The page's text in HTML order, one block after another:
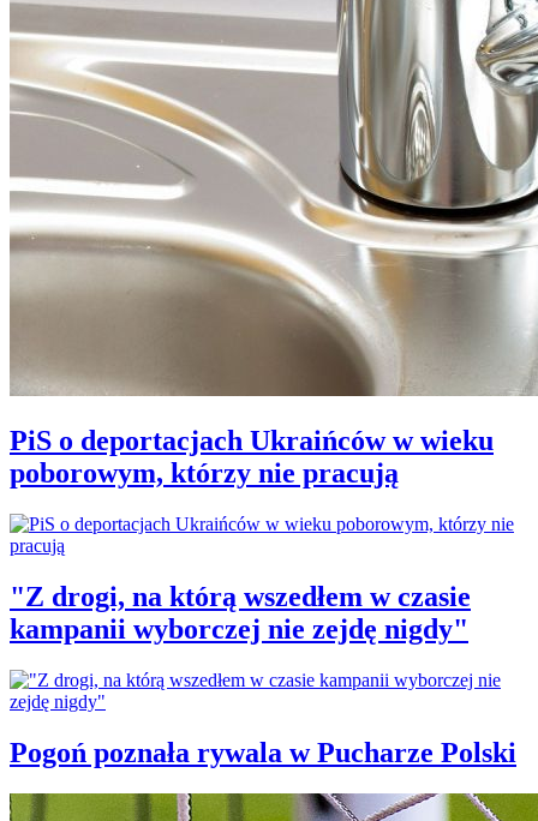
PiS o deportacjach Ukraińców w wieku
poborowym, którzy nie pracują
"Z drogi, na którą wszedłem w czasie
kampanii wyborczej nie zejdę nigdy"
Pogoń poznała rywala w Pucharze Polski